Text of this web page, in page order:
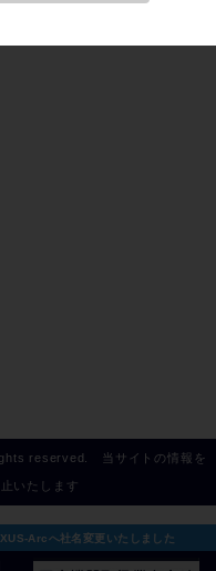
reserved. 当サイトの情報を
いたします
Arcへ社名変更いたしました